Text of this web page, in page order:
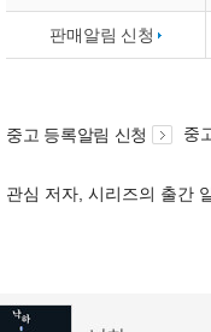
판매알림 신청
중고 등록알림 신청 중
관심 저자, 시리즈의 출간